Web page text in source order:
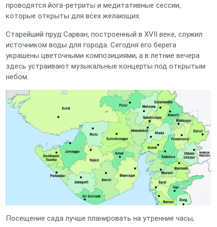
проводятся йога‑ретриты и медитативные сессии,
которые открыты для всех желающих.
Старейший пруд Сарван, построенный в XVII веке, служил
источником воды для города. Сегодня его берега
украшены цветочными композициями, а в летние вечера
здесь устраивают музыкальные концерты под открытым
небом.
Посещение сада лучше планировать на утренние часы,